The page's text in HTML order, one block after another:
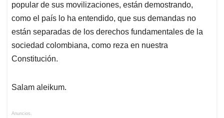
popular de sus movilizaciones, están demostrando,
como el país lo ha entendido, que sus demandas no
están separadas de los derechos fundamentales de la
sociedad colombiana, como reza en nuestra
Constitución.
Salam aleikum.
Anuncios.